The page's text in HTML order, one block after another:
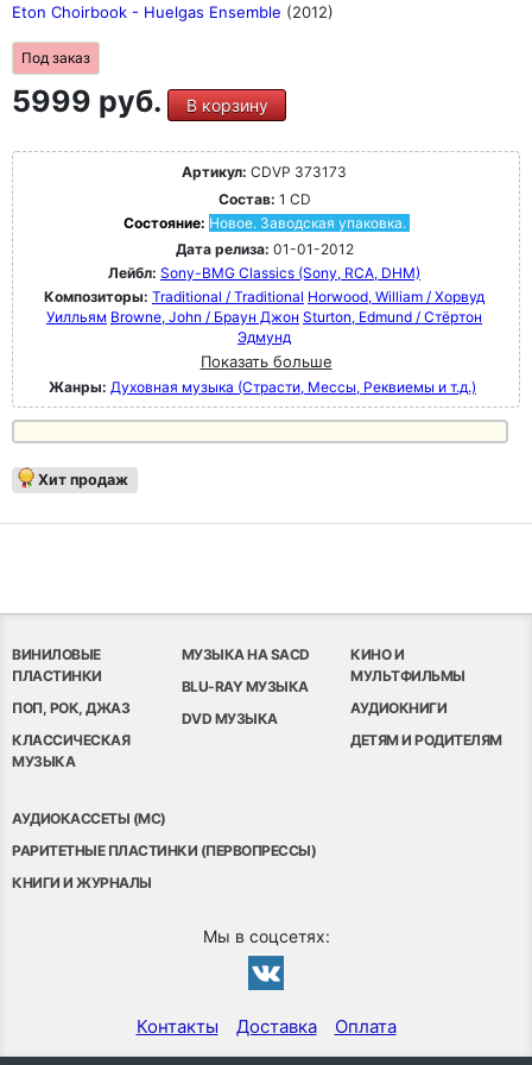
Eton Choirbook - Huelgas Ensemble (2012)
Под заказ
5999 руб. В корзину
Артикул: CDVP 373173
Состав: 1 CD
Состояние: Новое. Заводская упаковка.
Дата релиза: 01-01-2012
Лейбл: Sony-BMG Classics (Sony, RCA, DHM)
Композиторы: Traditional / Traditional Horwood, William / Хорвуд
Уилльям Browne, John / Браун Джон Sturton, Edmund / Стёртон
Эдмунд
Показать больше
Жанры: Духовная музыка (Страсти, Мессы, Реквиемы и т.д.)
Хит продаж
ВИНИЛОВЫЕ
ПЛАСТИНКИ
ПОП, РОК, ДЖАЗ
КЛАССИЧЕСКАЯ
МУЗЫКА
МУЗЫКА НА SACD
BLU-RAY МУЗЫКА
DVD МУЗЫКА
КИНО И
МУЛЬТФИЛЬМЫ
АУДИОКНИГИ
ДЕТЯМ И РОДИТЕЛЯМ
АУДИОКАССЕТЫ (MC)
РАРИТЕТНЫЕ ПЛАСТИНКИ (ПЕРВОПРЕССЫ)
КНИГИ И ЖУРНАЛЫ
Мы в соцсетях:
Контакты Доставка Оплата